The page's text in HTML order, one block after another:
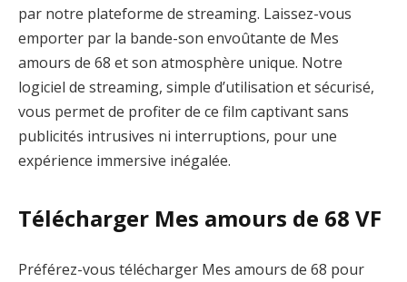
par notre plateforme de streaming. Laissez-vous
emporter par la bande-son envoûtante de Mes
amours de 68 et son atmosphère unique. Notre
logiciel de streaming, simple d’utilisation et sécurisé,
vous permet de profiter de ce film captivant sans
publicités intrusives ni interruptions, pour une
expérience immersive inégalée.
Télécharger Mes amours de 68 VF
Préférez-vous télécharger Mes amours de 68 pour